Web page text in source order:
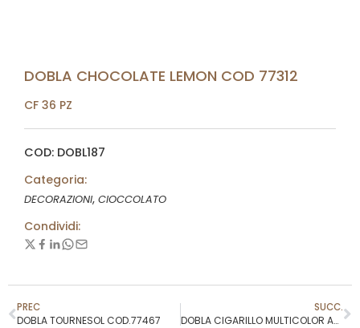
DOBLA CHOCOLATE LEMON COD 77312
CF 36 PZ
COD: DOBL187
Categoria:
DECORAZIONI, CIOCCOLATO
Condividi:
PREC
DOBLA TOURNESOL COD.77467
SUCC.
DOBLA CIGARILLO MULTICOLOR ASSORTMENT COD.78013